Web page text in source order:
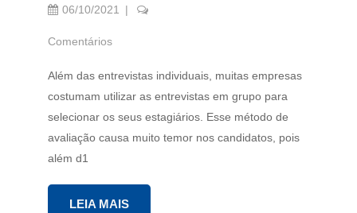
06/10/2021
Comentários
Além das entrevistas individuais, muitas empresas
costumam utilizar as entrevistas em grupo para
selecionar os seus estagiários. Esse método de
avaliação causa muito temor nos candidatos, pois
além d1
LEIA MAIS